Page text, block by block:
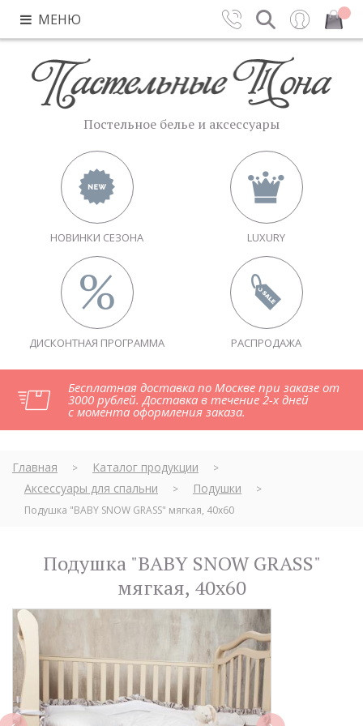
МЕНЮ Вход Закрыть
Постельное белье и аксессуары
НОВИНКИ СЕЗОНА LUXURY
ДИСКОНТНАЯ ПРОГРАММА РАСПРОДАЖА
Бесплатная доставка по Москве при заказе от
3000 рублей. Доставка в течение 2-х дней
с момента оформления заказа.
Главная > Каталог продукции >
Аксессуары для спальни > Подушки
>
Подушка "BABY SNOW GRASS" мягкая, 40х60
Подушка "BABY SNOW GRASS"
мягкая, 40х60
next